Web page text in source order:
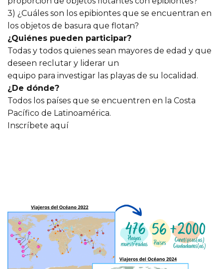
3) ¿Cuáles son los epibiontes que se encuentran en
los objetos de basura que flotan?
¿Quiénes pueden participar?
Todas y todos quienes sean mayores de edad y que
deseen reclutar y liderar un
equipo para investigar las playas de su localidad.
¿De dónde?
Todos los países que se encuentren en la Costa
Pacífico de Latinoamérica.
Inscríbete aquí